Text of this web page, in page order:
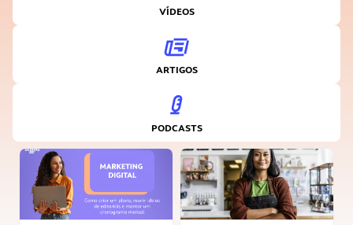
VÍDEOS
ARTIGOS
PODCASTS